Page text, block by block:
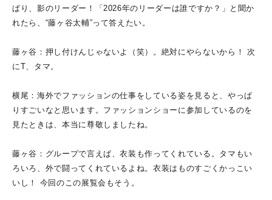
ぱり、影のリーダー！「2026年のリーダーは誰ですか？」と聞か
れたら、“藤ヶ谷太輔”って答えたい。
藤ヶ谷：押し付けんじゃないよ（笑）。絶対にやらないから！ 次
にT、タマ。
横尾：海外でファッションの仕事をしている姿を見ると、やっぱ
りすごいなと思います。ファッションショーに参加しているのを
見たときは、本当に尊敬しましたね。
藤ヶ谷：グループで言えば、衣装も作ってくれている。タマもい
ろいろ、外で闘ってくれているよね。衣装はものすごくかっこい
いし！ 今回のこの展覧会もそう。